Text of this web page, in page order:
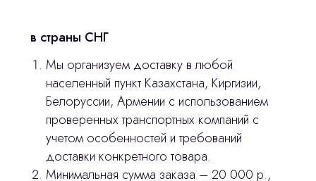
в страны СНГ
Мы организуем доставку в любой
населенный пункт Казахстана, Киргизии,
Белоруссии, Армении с использованием
проверенных транспортных компаний с
учетом особенностей и требований
доставки конкретного товара.
Минимальная сумма заказа – 20 000 р.,